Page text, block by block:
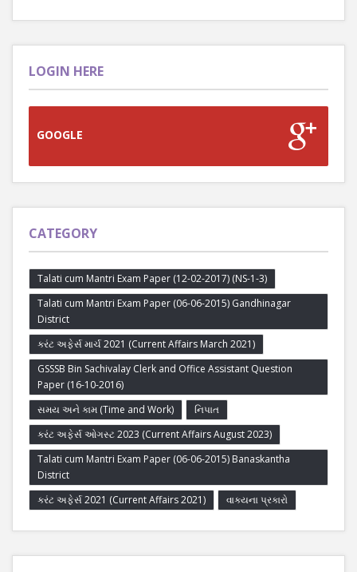
LOGIN HERE
GOOGLE
CATEGORY
Talati cum Mantri Exam Paper (12-02-2017) (NS-1-3)
Talati cum Mantri Exam Paper (06-06-2015) Gandhinagar
District
કરંટ અફેર્સ માર્ચ 2021 (Current Affairs March 2021)
GSSSB Bin Sachivalay Clerk and Office Assistant Question
Paper (16-10-2016)
સમય અને કામ (Time and Work)
નિપાત
કરંટ અફેર્સ ઓગસ્ટ 2023 (Current Affairs August 2023)
Talati cum Mantri Exam Paper (06-06-2015) Banaskantha
District
કરંટ અફેર્સ 2021 (Current Affairs 2021)
વાક્યના પ્રકારો